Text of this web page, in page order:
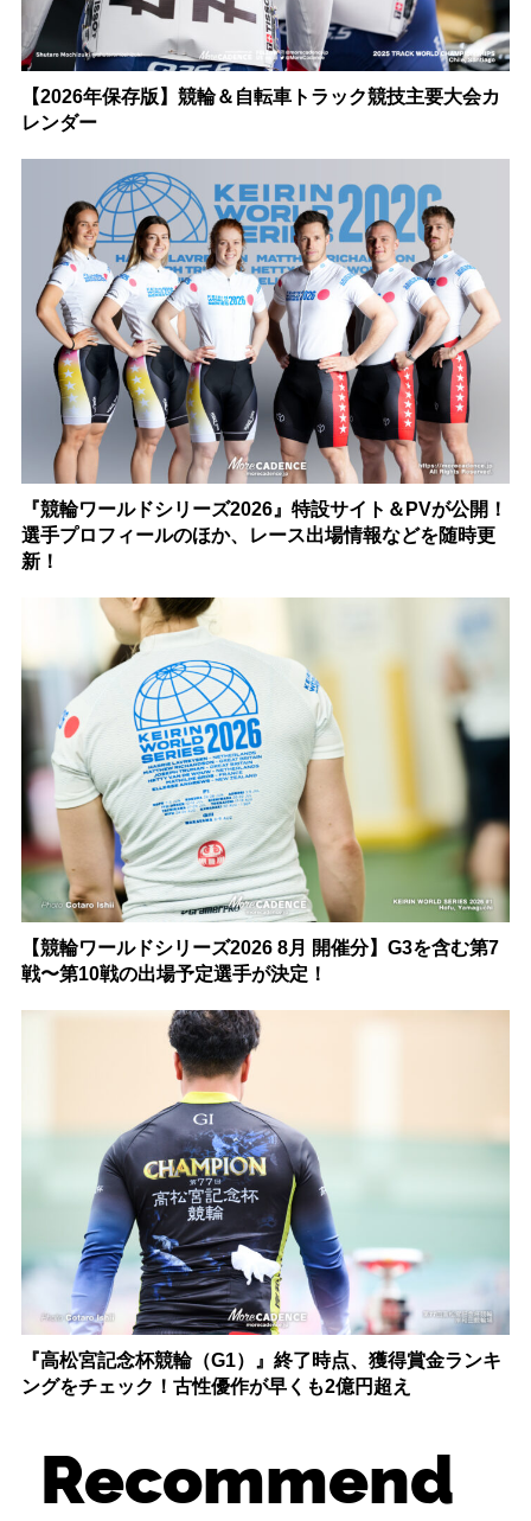
【2026年保存版】競輪＆自転車トラック競技主要大会カ
レンダー
『競輪ワールドシリーズ2026』特設サイト＆PVが公開！
選手プロフィールのほか、レース出場情報などを随時更
新！
【競輪ワールドシリーズ2026 8月 開催分】G3を含む第7
戦〜第10戦の出場予定選手が決定！
『高松宮記念杯競輪（G1）』終了時点、獲得賞金ランキ
ングをチェック！古性優作が早くも2億円超え
Recommend